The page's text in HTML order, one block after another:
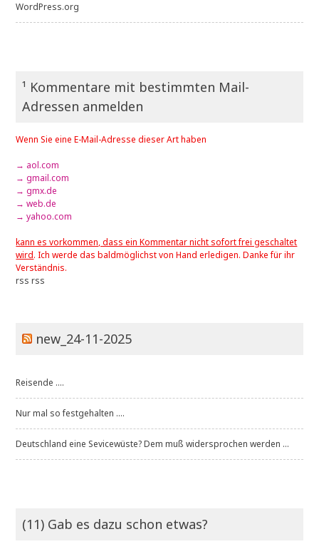
WordPress.org
¹ Kommentare mit bestimmten Mail-
Adressen anmelden
Wenn Sie eine E-Mail-Adresse dieser Art haben
→ aol.com
→ gmail.com
→ gmx.de
→ web.de
→ yahoo.com
kann es vorkommen, dass ein Kommentar nicht sofort frei geschaltet
wird. Ich werde das baldmöglichst von Hand erledigen. Danke für ihr
Verständnis.
rss rss
new_24-11-2025
Reisende ....
Nur mal so festgehalten ....
Deutschland eine Sevicewüste? Dem muß widersprochen werden ...
(11) Gab es dazu schon etwas?